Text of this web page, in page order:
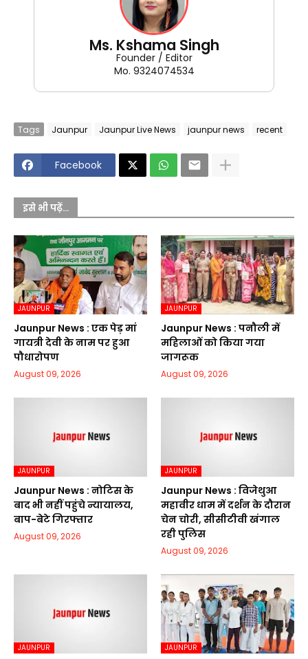
Ms. Kshama Singh
Founder / Editor
Mo. 9324074534
Tags Jaunpur Jaunpur Live News jaunpur news recent
Facebook
इसे भी पढ़ें...
JAUNPUR
Jaunpur News : एक पेड़ मां
गायत्री देवी के नाम पर हुआ
पौधारोपण
August 09, 2026
JAUNPUR
Jaunpur News : पनौली में
महिलाओं को किया गया
जागरूक
August 09, 2026
JAUNPUR
Jaunpur News : नोटिस के
बाद भी नहीं पहुंचे न्यायालय,
बाप-बेटे गिरफ्तार
August 09, 2026
JAUNPUR
Jaunpur News : विजेथुआ
महावीर धाम में दर्शन के दौरान
चेन चोरी, सीसीटीवी खंगाल
रही पुलिस
August 09, 2026
JAUNPUR JAUNPUR